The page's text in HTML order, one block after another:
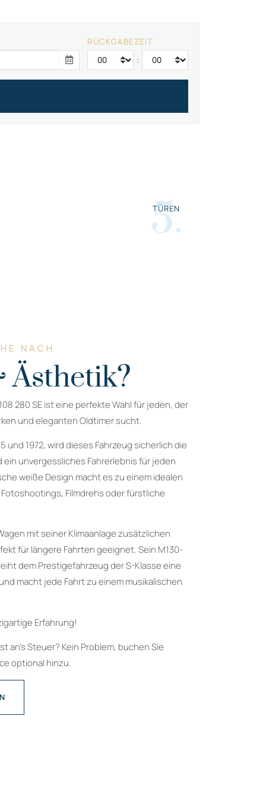
RÜCKGABEZEIT
:
5.
TÜREN
NACH
Ästhetik?
280 SE ist eine perfekte Wahl für jeden, der
und eleganten Oldtimer sucht.
und 1972, wird dieses Fahrzeug sicherlich die
ein unvergessliches Fahrerlebnis für jeden
weiße Design macht es zu einem idealen
Filmdrehs oder fürstliche
mit seiner Klimaanlage zusätzlichen
für längere Fahrten geeignet. Sein M130-
dem Prestigefahrzeug der S-Klasse eine
macht jede Fahrt zu einem musikalischen
Erfahrung!
an’s Steuer? Kein Problem, buchen Sie
optional hinzu.